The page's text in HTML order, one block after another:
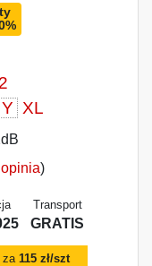
Y XL
)
Transport
GRATIS
za 115 zł/szt